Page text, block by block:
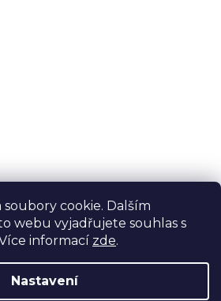
cookie. Dalším
webu vyjadřujete souhlas s
informací zde.
Nastavení